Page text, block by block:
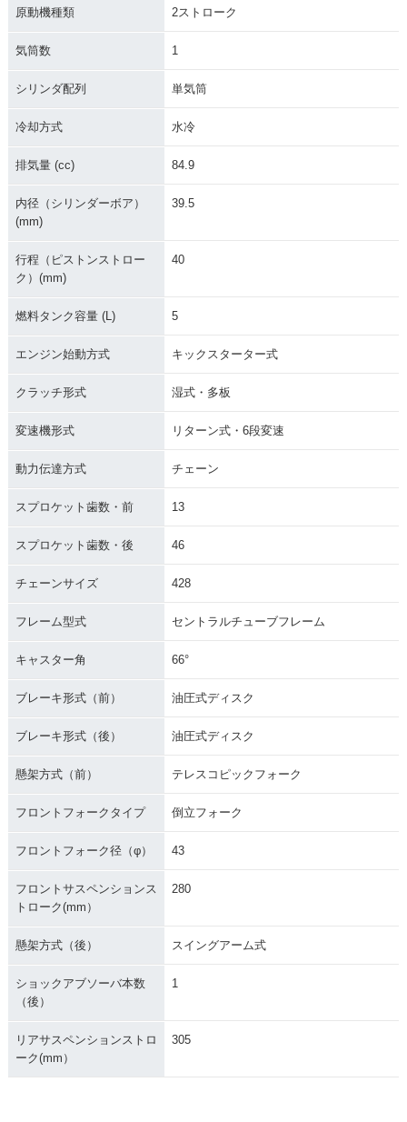
原動機種類 2ストローク
気筒数 1
シリンダ配列 単気筒
冷却方式 水冷
排気量 (cc) 84.9
内径（シリンダーボア）
(mm)
39.5
行程（ピストンストロー
ク）(mm)
40
燃料タンク容量 (L) 5
エンジン始動方式 キックスターター式
クラッチ形式 湿式・多板
変速機形式 リターン式・6段変速
動力伝達方式 チェーン
スプロケット歯数・前 13
スプロケット歯数・後 46
チェーンサイズ 428
フレーム型式 セントラルチューブフレーム
キャスター角 66°
ブレーキ形式（前） 油圧式ディスク
ブレーキ形式（後） 油圧式ディスク
懸架方式（前） テレスコピックフォーク
フロントフォークタイプ 倒立フォーク
フロントフォーク径（φ） 43
フロントサスペンションス
トローク(mm）
280
懸架方式（後） スイングアーム式
ショックアブソーバ本数
（後）
1
リアサスペンションストロ
ーク(mm）
305